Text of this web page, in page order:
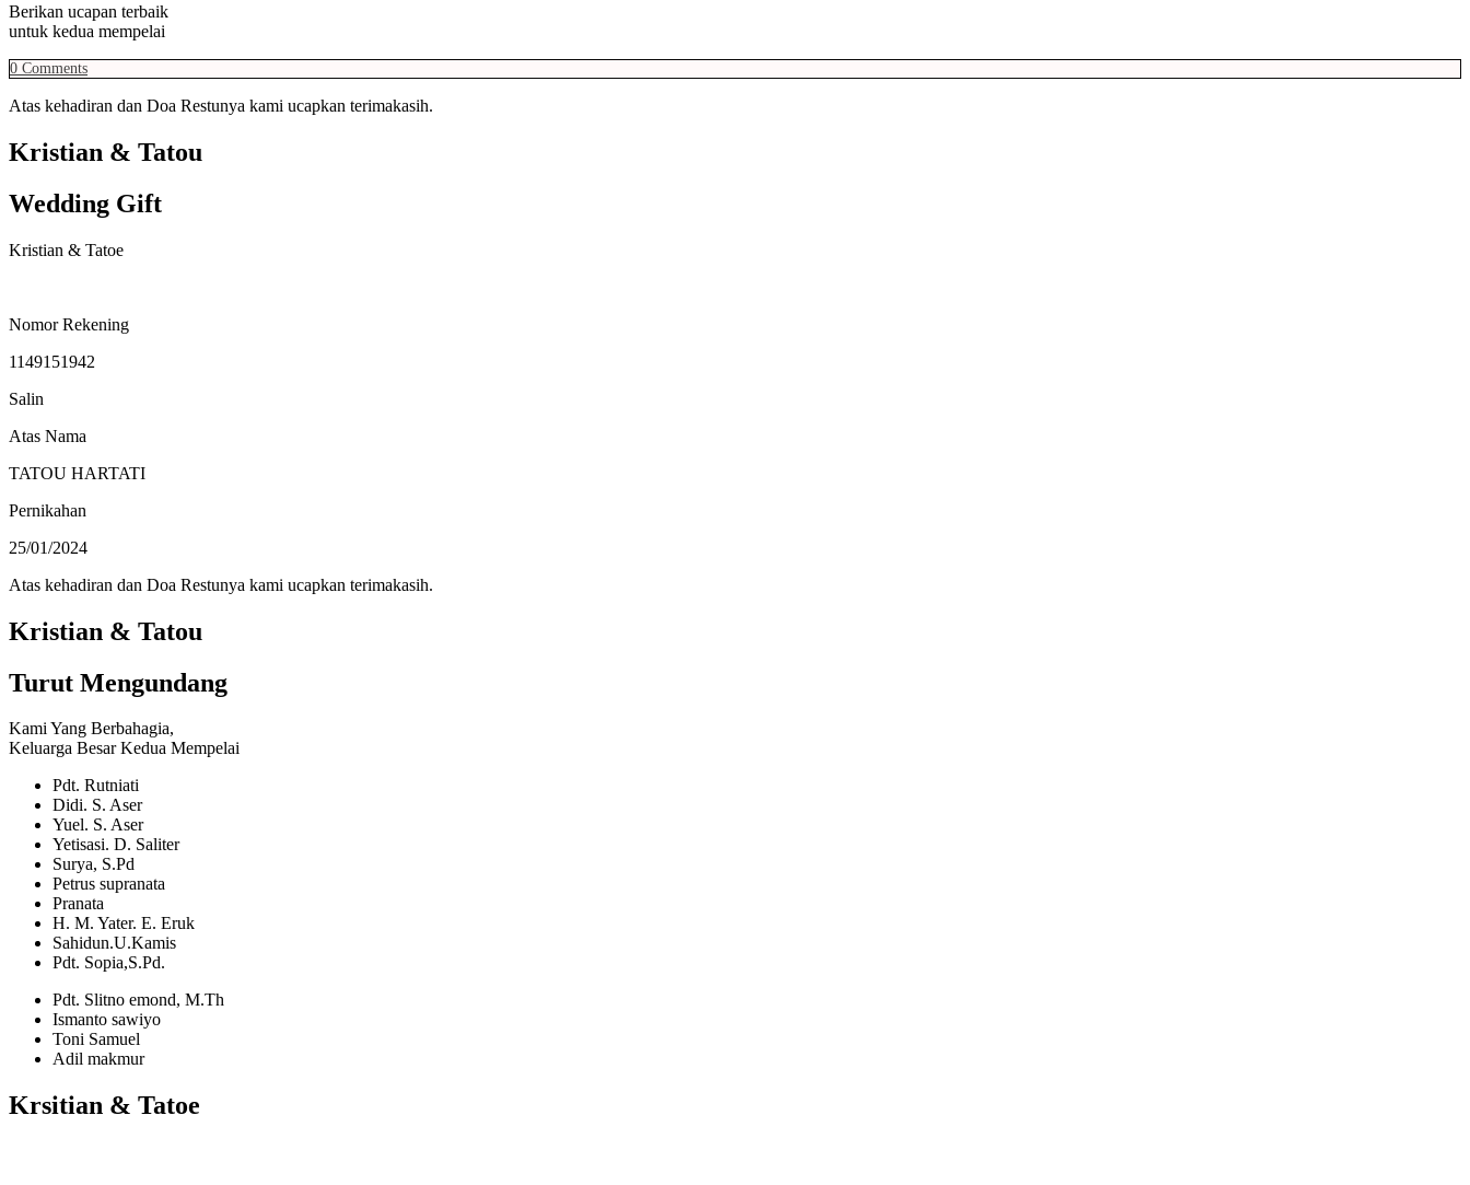
Berikan ucapan terbaik
untuk kedua mempelai
0 Comments
Atas kehadiran dan Doa Restunya kami ucapkan terimakasih.
Kristian & Tatou
Wedding Gift
Kristian & Tatoe
Nomor Rekening
1149151942
Salin
Atas Nama
TATOU HARTATI
Pernikahan
25/01/2024
Atas kehadiran dan Doa Restunya kami ucapkan terimakasih.
Kristian & Tatou
Turut Mengundang
Kami Yang Berbahagia,
Keluarga Besar Kedua Mempelai
Pdt. Rutniati
Didi. S. Aser
Yuel. S. Aser
Yetisasi. D. Saliter
Surya, S.Pd
Petrus supranata
Pranata
H. M. Yater. E. Eruk
Sahidun.U.Kamis
Pdt. Sopia,S.Pd.
Pdt. Slitno emond, M.Th
Ismanto sawiyo
Toni Samuel
Adil makmur
Krsitian & Tatoe